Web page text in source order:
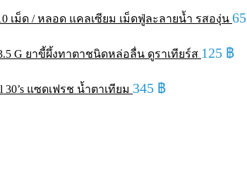
10 เม็ด / หลอด แคลเซียม เม็ดฟู่ละลายน้ำ รสองุ่น 65
G ยาขี้ผึ้งทาตาชนิดหล่อลื่น ดูราเทียร์ส 125 ฿
30’s แซดเฟรช น้ำตาเทียม 345 ฿